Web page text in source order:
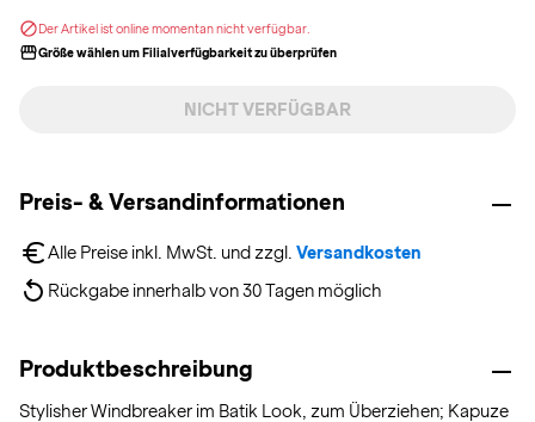
Der Artikel ist online momentan nicht verfügbar.
Größe wählen um Filialverfügbarkeit zu überprüfen
NICHT VERFÜGBAR
Preis- & Versandinformationen
Alle Preise inkl. MwSt. und zzgl. Versandkosten
Rückgabe innerhalb von 30 Tagen möglich
Produktbeschreibung
Stylisher Windbreaker im Batik Look, zum Überziehen; Kapuze